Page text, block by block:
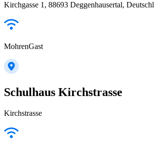
Kirchgasse 1, 88693 Deggenhausertal,
MohrenGast
Schulhaus Kirchstrasse
Kirchstrasse